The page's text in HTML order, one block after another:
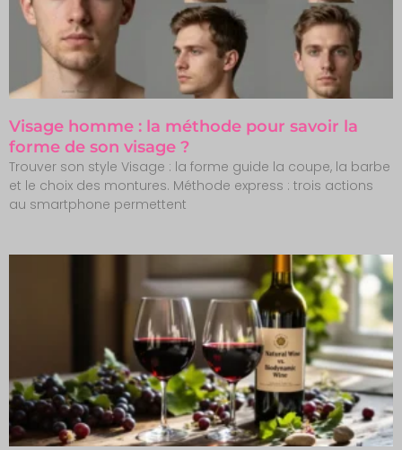
Visage homme : la méthode pour savoir la
forme de son visage ?
Trouver son style Visage : la forme guide la coupe, la barbe
et le choix des montures. Méthode express : trois actions
au smartphone permettent